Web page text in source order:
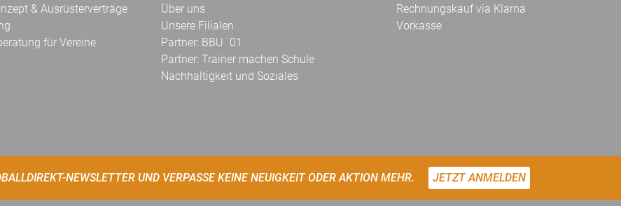
& Ausrüsterverträge
für Vereine
Über uns
Unsere Filialen
Partner: BBU ´01
Partner: Trainer machen Schule
Nachhaltigkeit und Soziales
Rechnungskauf via Klarna
Vorkasse
NEWSLETTER UND VERPASSE KEINE NEUIGKEIT ODER AKTION MEHR. JETZT ANMELDEN